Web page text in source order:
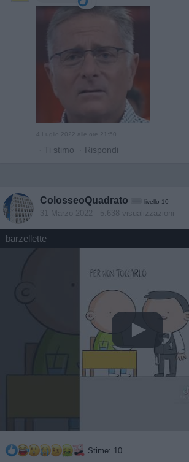
4 Luglio 2022 alle ore 21:50
· Ti stimo · Rispondi
ColosseoQuadrato livello 10
31 Marzo 2022 - 5.638 visualizzazioni
barzellette
Stime: 10